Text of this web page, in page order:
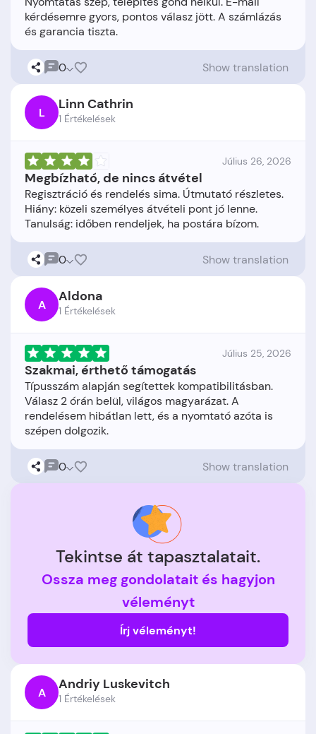
kérdésemre gyors, pontos válasz jött. A számlázás
0 Show translation
L Linn Cathrin
1 Értékelések
Július 26, 2026
Megbízható, de nincs átvétel
Regisztráció és rendelés sima. Útmutató részletes.
Hiány: közeli személyes átvételi pont jó lenne.
0 Show translation
A Aldona
1 Értékelések
Július 25, 2026
Szakmai, érthető támogatás
Típusszám alapján segítettek kompatibilitásban.
Válasz 2 órán belül, világos magyarázat. A
rendelésem hibátlan lett, és a nyomtató azóta is
0 Show translation
Tekintse át tapasztalatait.
Ossza meg gondolatait és hagyjon
véleményt
Írj véleményt!
A Andriy Luskevitch
1 Értékelések